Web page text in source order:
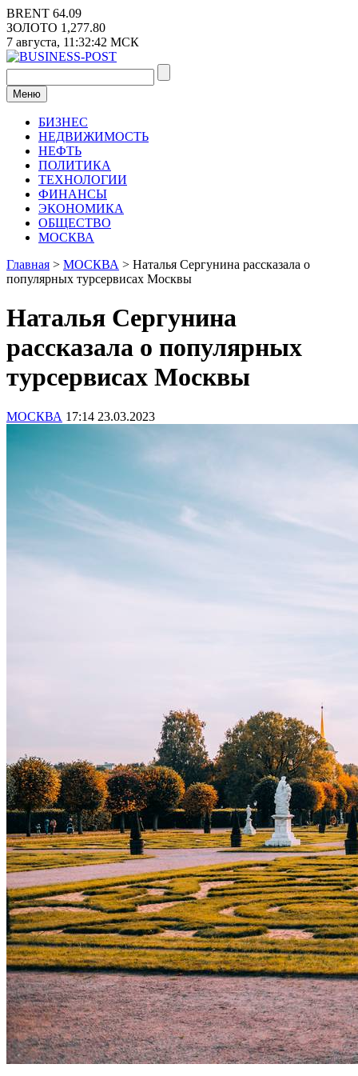
Перейти
к
содержимому
BRENT 64.09
ЗОЛОТО 1,277.80
7 августа, 11:32:43 МСК
Меню
БИЗНЕС
НЕДВИЖИМОСТЬ
НЕФТЬ
ПОЛИТИКА
ТЕХНОЛОГИИ
ФИНАНСЫ
ЭКОНОМИКА
ОБЩЕСТВО
МОСКВА
Главная > МОСКВА > Наталья Сергунина рассказала о
популярных турсервисах Москвы
Наталья Сергунина
рассказала о популярных
турсервисах Москвы
МОСКВА 17:14 23.03.2023